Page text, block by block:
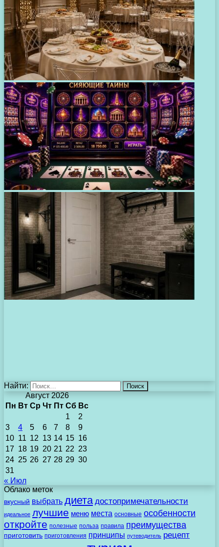
Найти:
Август 2026
Пн Вт Ср Чт Пт Сб Вс
1
2
3
4 5 6 7 8
9
10 11 12 13 14 15 16
17 18 19 20 21 22 23
24 25 26 27 28 29 30
31
« Июл
Облако меток
вкусный выбрать диета достопримечательности
идеальное лучшие меню места основные особенности
откройте полезные польза правила преимущества
приготовить приготовления принципы путеводитель рецепт